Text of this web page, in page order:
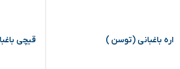
اره باغبانی (توسن ) قیچی